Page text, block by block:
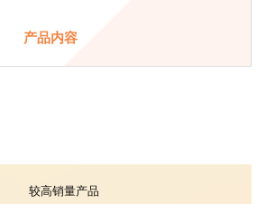
产品内容
较高销量产品